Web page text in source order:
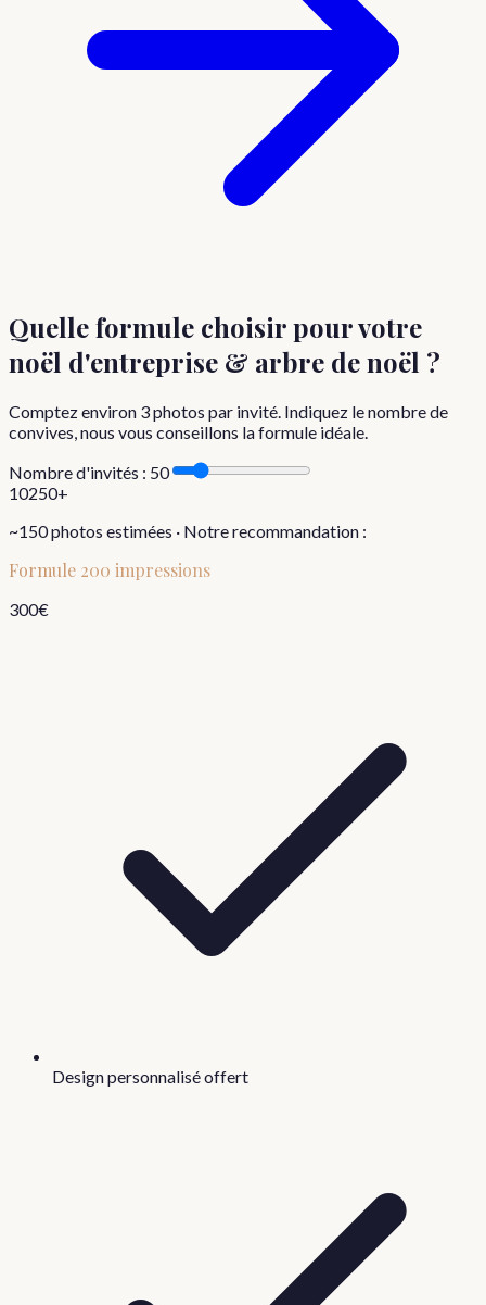
Quelle formule choisirpour votre
noël d'entreprise & arbre de noël ?
Comptez environ 3photos par invité. Indiquez le nombre de
convives, nous vous conseillons la formule idéale.
Nombre d'invités : 50
10250+
~150photos estimées · Notre recommandation :
Formule 200 impressions
300€
Design personnalisé offert